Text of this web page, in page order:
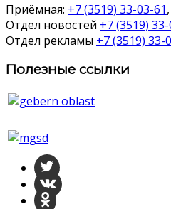
Приёмная: +7 (3519) 33-03-61,
Отдел новостей +7 (3519)
Отдел рекламы +7 (3519) 33-
Полезные ссылки